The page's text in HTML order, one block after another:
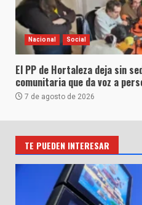
Nacional Social
El PP de Hortaleza deja sin
comunitaria que da voz a
7 de agosto de 2026
TE PUEDEN INTERESAR